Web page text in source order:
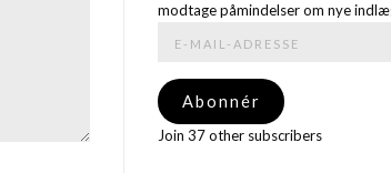
modtage påmindelser om nye
adresse
Abonnér
Join 37 other subscribers